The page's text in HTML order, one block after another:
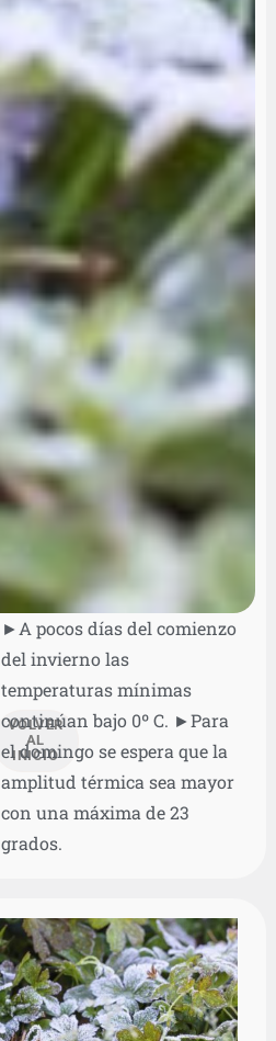
VOLVER
AL
INICIO
►A pocos días del comienzo
del invierno las
temperaturas mínimas
continúan bajo 0º C. ►Para
el domingo se espera que la
amplitud térmica sea mayor
con una máxima de 23
grados.